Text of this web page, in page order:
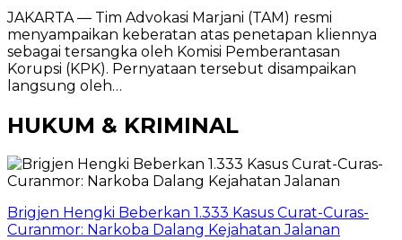
JAKARTA — Tim Advokasi Marjani (TAM) resmi
menyampaikan keberatan atas penetapan kliennya
sebagai tersangka oleh Komisi Pemberantasan
Korupsi (KPK). Pernyataan tersebut disampaikan
langsung oleh…
HUKUM & KRIMINAL
Brigjen Hengki Beberkan 1.333 Kasus Curat-Curas-
Curanmor: Narkoba Dalang Kejahatan Jalanan